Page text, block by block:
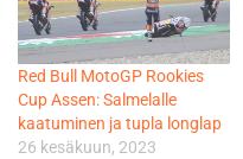
Red Bull MotoGP Rookies
Cup Assen: Salmelalle
kaatuminen ja tupla longlap
26 kesäkuun, 2023